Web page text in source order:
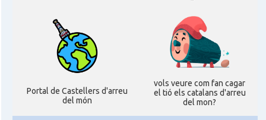
Portal de Castellers d'arreu
del món
vols veure com fan cagar
el tió els catalans d'arreu
del mon?